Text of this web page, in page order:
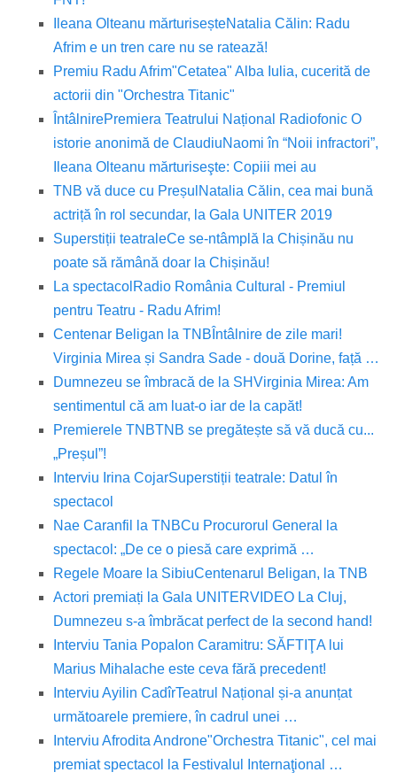
Ileana Olteanu mărturiseșteNatalia Călin: Radu
Afrim e un tren care nu se ratează!
Premiu Radu Afrim"Cetatea" Alba Iulia, cucerită de
actorii din "Orchestra Titanic"
ÎntâlnirePremiera Teatrului Național Radiofonic O
istorie anonimă de ClaudiuNaomi în “Noii infractori”,
Ileana Olteanu mărturiseşte: Copiii mei au
TNB vă duce cu Preșul Natalia Călin, cea mai bună
actriță în rol secundar, la Gala UNITER 2019
Superstiții teatraleCe se-ntâmplă la Chișinău nu
poate să rămână doar la Chișinău!
La spectacol Radio România Cultural - Premiul
pentru Teatru - Radu Afrim!
Centenar Beligan la TNB Întâlnire de zile mari!
Virginia Mirea și Sandra Sade - două Dorine, față …
Dumnezeu se îmbracă de la SHVirginia Mirea: Am
sentimentul că am luat-o iar de la capăt!
Premierele TNBTNB se pregătește să vă ducă cu...
„Preșul”!
Interviu Irina CojarSuperstiții teatrale: Datul în
spectacol
Nae Caranfil la TNBCu Procurorul General la
spectacol: „De ce o piesă care exprimă …
Regele Moare la SibiuCentenarul Beligan, la TNB
Actori premiați la Gala UNITERVIDEO La Cluj,
Dumnezeu s-a îmbrăcat perfect de la second hand!
Interviu Tania Popa Ion Caramitru: SĂFTIŢA lui
Marius Mihalache este ceva fără precedent!
Interviu Ayilin CadîrTeatrul Național și-a anunțat
următoarele premiere, în cadrul unei …
Interviu Afrodita Androne"Orchestra Titanic", cel mai
premiat spectacol la Festivalul Internaţional …